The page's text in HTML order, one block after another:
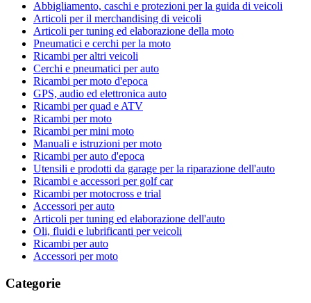
Abbigliamento, caschi e protezioni per la guida di veicoli
Articoli per il merchandising di veicoli
Articoli per tuning ed elaborazione della moto
Pneumatici e cerchi per la moto
Ricambi per altri veicoli
Cerchi e pneumatici per auto
Ricambi per moto d'epoca
GPS, audio ed elettronica auto
Ricambi per quad e ATV
Ricambi per moto
Ricambi per mini moto
Manuali e istruzioni per moto
Ricambi per auto d'epoca
Utensili e prodotti da garage per la riparazione dell'auto
Ricambi e accessori per golf car
Ricambi per motocross e trial
Accessori per auto
Articoli per tuning ed elaborazione dell'auto
Oli, fluidi e lubrificanti per veicoli
Ricambi per auto
Accessori per moto
Categorie